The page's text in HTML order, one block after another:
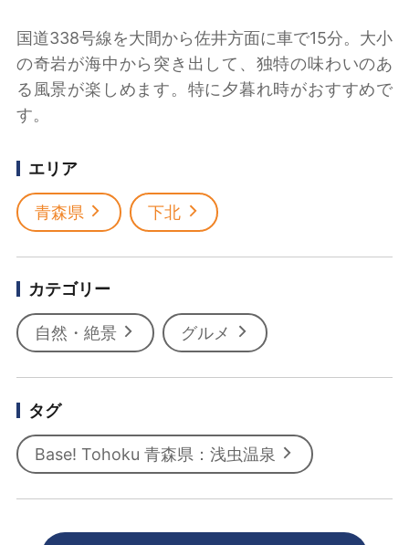
国道338号線を大間から佐井方面に車で15分。大小
の奇岩が海中から突き出して、独特の味わいのあ
る風景が楽しめます。特に夕暮れ時がおすすめで
す。
エリア
青森県 下北
カテゴリー
自然・絶景 グルメ
タグ
Base! Tohoku 青森県：浅虫温泉